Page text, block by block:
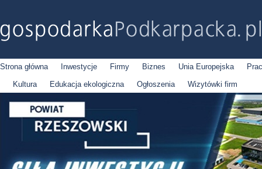
Strona główna Inwestycje Firmy Biznes Unia Europejska
Kultura
Edukacja ekologiczna Ogłoszenia Wizytówki firm